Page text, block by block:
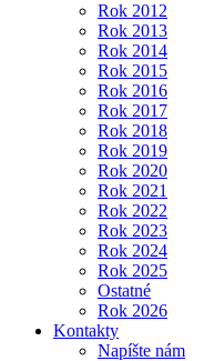
Rok 2012
Rok 2013
Rok 2014
Rok 2015
Rok 2016
Rok 2017
Rok 2018
Rok 2019
Rok 2020
Rok 2021
Rok 2022
Rok 2023
Rok 2024
Rok 2025
Ostatné
Rok 2026
Kontakty
Napíšte nám